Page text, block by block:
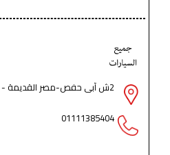
2ش آبى حفص-مصر القديمة - حي مصر القديمة - القاهرة
01111385404